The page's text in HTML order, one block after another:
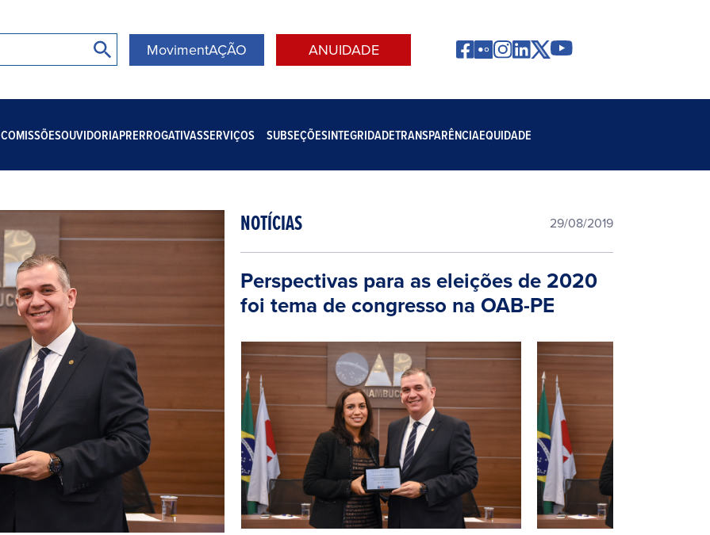
MovimentAÇÃO ANUIDADE
COMISSÕESOUVIDORIAPRERROGATIVASSERVIÇOS SUBSEÇÕESINTEGRIDADETRANSPARÊNCIAEQUIDADE
NOTÍCIAS 29/08/2019
Perspectivas para as eleições de 2020
foi tema de congresso na OAB-PE